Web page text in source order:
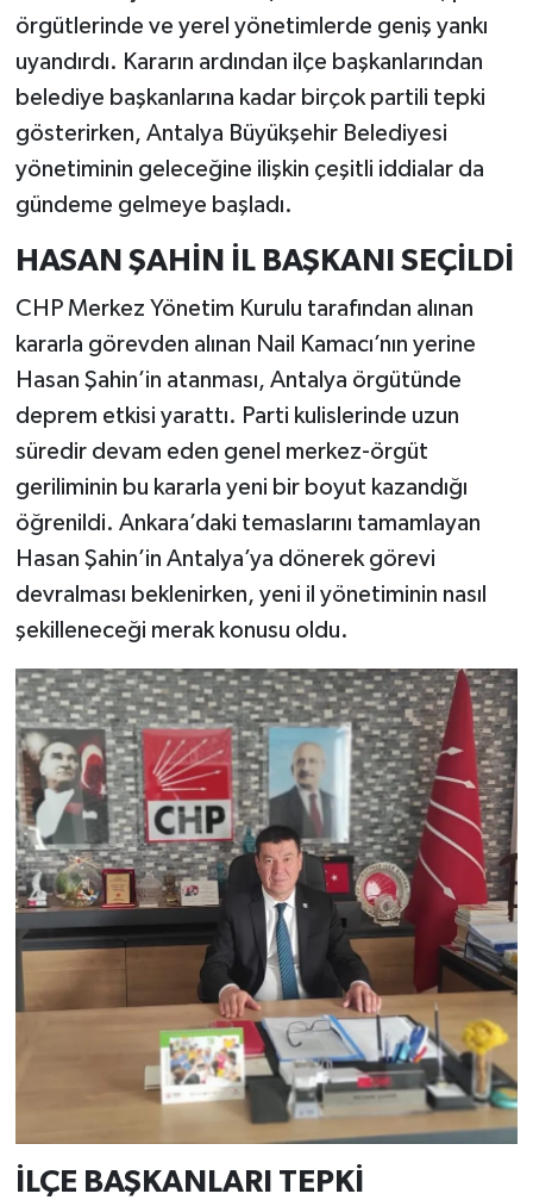
örgütlerinde ve yerel yönetimlerde geniş yankı
uyandırdı. Kararın ardından ilçe başkanlarından
belediye başkanlarına kadar birçok partili tepki
gösterirken, Antalya Büyükşehir Belediyesi
yönetiminin geleceğine ilişkin çeşitli iddialar da
gündeme gelmeye başladı.
HASAN ŞAHİN İL BAŞKANI SEÇİLDİ
CHP Merkez Yönetim Kurulu tarafından alınan
kararla görevden alınan Nail Kamacı’nın yerine
Hasan Şahin’in atanması, Antalya örgütünde
deprem etkisi yarattı. Parti kulislerinde uzun
süredir devam eden genel merkez-örgüt
geriliminin bu kararla yeni bir boyut kazandığı
öğrenildi. Ankara’daki temaslarını tamamlayan
Hasan Şahin’in Antalya’ya dönerek görevi
devralması beklenirken, yeni il yönetiminin nasıl
şekilleneceği merak konusu oldu.
İLÇE BAŞKANLARI TEPKİ